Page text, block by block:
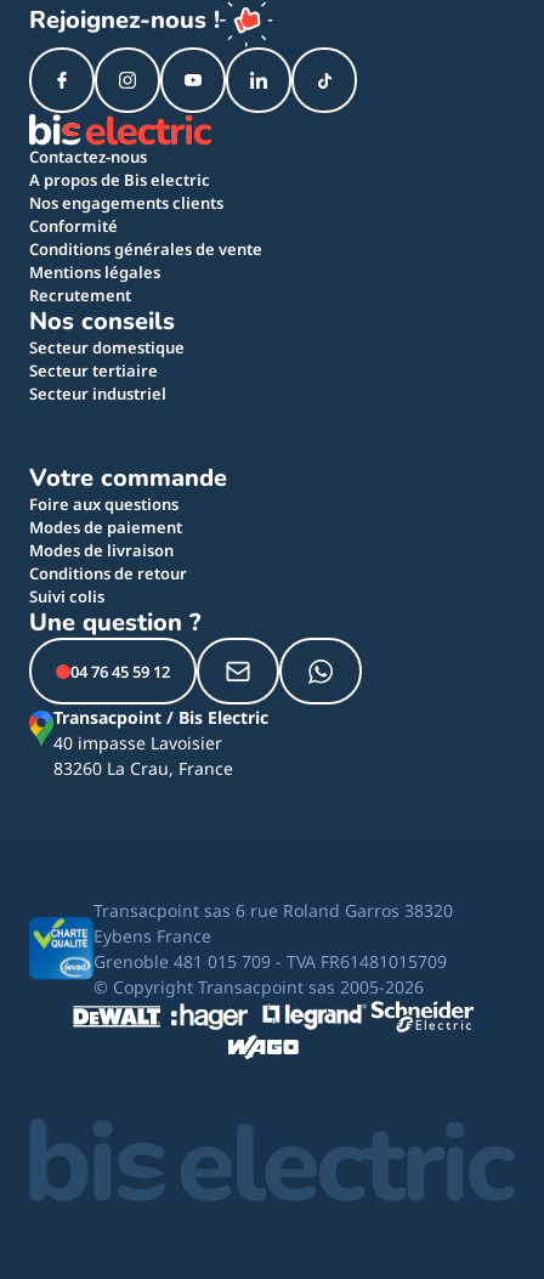
Rejoignez-nous !
Contactez-nous
A propos de Bis electric
Nos engagements clients
Conformité
Conditions générales de vente
Mentions légales
Recrutement
Nos conseils
Secteur domestique
Secteur tertiaire
Secteur industriel
Votre commande
Foire aux questions
Modes de paiement
Modes de livraison
Conditions de retour
Suivi colis
Une question ?
04 76 45 59 12
Transacpoint / Bis Electric
40 impasse Lavoisier
83260 La Crau, France
Transacpoint sas 6 rue Roland Garros 38320
Eybens France
Grenoble 481 015 709 - TVA FR61481015709
© Copyright Transacpoint sas 2005-2026